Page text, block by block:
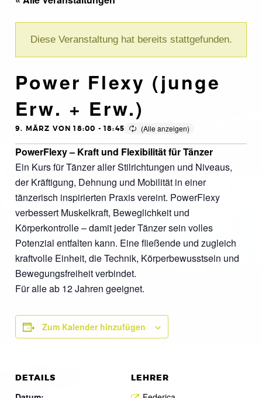
Diese Veranstaltung hat bereits stattgefunden.
Power Flexy (junge
Erw. + Erw.)
9. MÄRZ VON 18:00 -18:45
PowerFlexy – Kraft und Flexibilität für Tänzer
Ein Kurs für Tänzer aller Stilrichtungen und Niveaus,
der Kräftigung, Dehnung und Mobilität in einer
tänzerisch inspirierten Praxis vereint. PowerFlexy
verbessert Muskelkraft, Beweglichkeit und
Körperkontrolle – damit jeder Tänzer sein volles
Potenzial entfalten kann. Eine fließende und zugleich
kraftvolle Einheit, die Technik, Körperbewusstsein und
Bewegungsfreiheit verbindet.
Für alle ab 12 Jahren geeignet.
Zum Kalender hinzufügen
DETAILS LEHRER